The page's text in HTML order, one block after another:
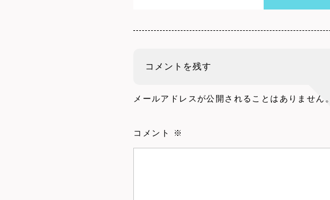
コメントを残す
メールアドレスが公開されることはありません。
コメント ※